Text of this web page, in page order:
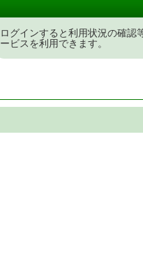
ログインすると利用状況の確認
ービスを利用できます。